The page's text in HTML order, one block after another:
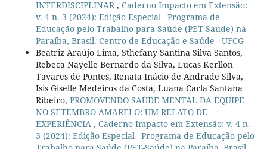
INTERDISCIPLINAR, Caderno Impacto em Extensão:
v. 4 n. 3 (2024): Edição Especial –Programa de
Educação pelo Trabalho para Saúde (PET-Saúde) na
Paraíba, Brasil. Centro de Educação e Saúde - UFCG
Beatriz Araújo Lima, Sthefany Santina Silva Santos,
Rebeca Nayelle Bernardo da Silva, Lucas Kerllon
Tavares de Pontes, Renata Inácio de Andrade Silva,
Isis Giselle Medeiros da Costa, Luana Carla Santana
Ribeiro, PROMOVENDO SAÚDE MENTAL DA EQUIPE
NO SETEMBRO AMARELO: UM RELATO DE
EXPERIÊNCIA , Caderno Impacto em Extensão: v. 4 n.
3 (2024): Edição Especial –Programa de Educação pelo